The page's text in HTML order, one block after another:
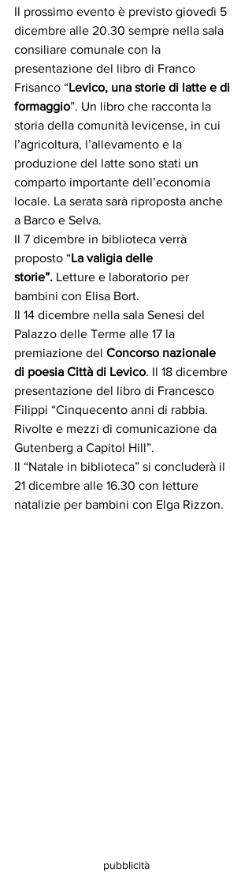
Il prossimo evento è previsto giovedì 5
dicembre alle 20.30 sempre nella sala
consiliare comunale con la
presentazione del libro di Franco
Frisanco “Levico, una storie di latte e di
formaggio”. Un libro che racconta la
storia della comunità levicense, in cui
l’agricoltura, l’allevamento e la
produzione del latte sono stati un
comparto importante dell’economia
locale. La serata sarà riproposta anche
a Barco e Selva.
Il 7 dicembre in biblioteca verrà
proposto “La valigia delle
storie”. Letture e laboratorio per
bambini con Elisa Bort.
Il 14 dicembre nella sala Senesi del
Palazzo delle Terme alle 17 la
premiazione del Concorso nazionale
di poesia Città di Levico. Il 18 dicembre
presentazione del libro di Francesco
Filippi “Cinquecento anni di rabbia.
Rivolte e mezzi di comunicazione da
Gutenberg a Capitol Hill”.
Il “Natale in biblioteca” si concluderà il
21 dicembre alle 16.30 con letture
natalizie per bambini con Elga Rizzon.
pubblicità